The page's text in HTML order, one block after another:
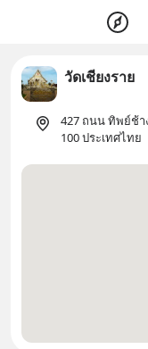
วัดเชียงราย
427 ถนน ทิพย์ช้า
100 ประเทศไทย